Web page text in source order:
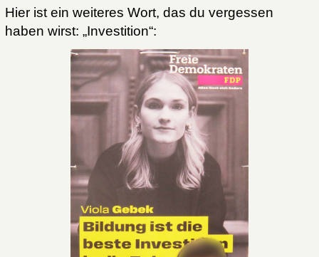
Hier ist ein weiteres Wort, das du vergessen
haben wirst: „Investition“: